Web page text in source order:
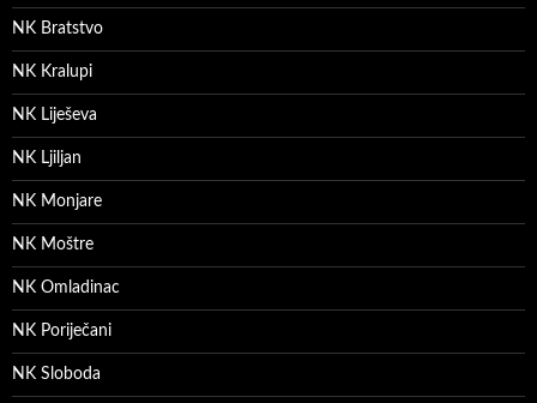
NK Bratstvo
NK Kralupi
NK Liješeva
NK Ljiljan
NK Monjare
NK Moštre
NK Omladinac
NK Poriječani
NK Sloboda